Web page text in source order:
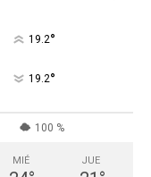
19.2°
19.2°
100 %
MIÉ JUE